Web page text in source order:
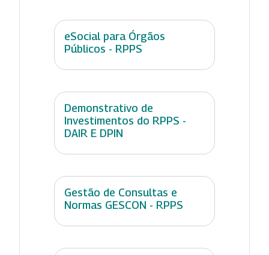
eSocial para Órgãos
Públicos - RPPS
Demonstrativo de
Investimentos do RPPS -
DAIR E DPIN
Gestão de Consultas e
Normas GESCON - RPPS